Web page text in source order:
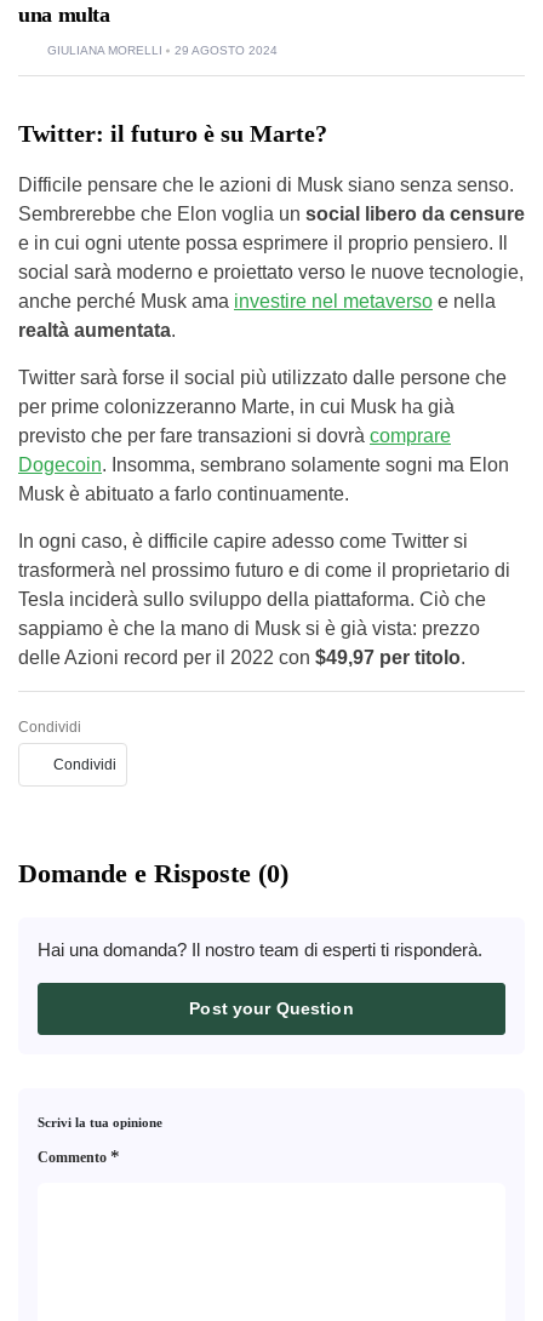
una multa
GIULIANA MORELLI 29 AGOSTO 2024
Twitter: il futuro è su Marte?
Difficile pensare che le azioni di Musk siano senza senso.
Sembrerebbe che Elon voglia un social libero da censure
e in cui ogni utente possa esprimere il proprio pensiero. Il
social sarà moderno e proiettato verso le nuove tecnologie,
anche perché Musk ama investire nel metaverso e nella
realtà aumentata.
Twitter sarà forse il social più utilizzato dalle persone che
per prime colonizzeranno Marte, in cui Musk ha già
previsto che per fare transazioni si dovrà comprare
Dogecoin. Insomma, sembrano solamente sogni ma Elon
Musk è abituato a farlo continuamente.
In ogni caso, è difficile capire adesso come Twitter si
trasformerà nel prossimo futuro e di come il proprietario di
Tesla inciderà sullo sviluppo della piattaforma. Ciò che
sappiamo è che la mano di Musk si è già vista: prezzo
delle Azioni record per il 2022 con $49,97 per titolo.
Condividi
Condividi
Domande e Risposte (0)
Hai una domanda? Il nostro team di esperti ti risponderà.
Post your Question
Scrivi la tua opinione
Commento *